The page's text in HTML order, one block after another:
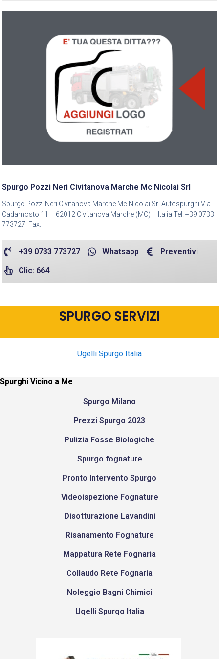
Spurgo Pozzi Neri Civitanova Marche Mc Nicolai Srl
Spurgo Pozzi Neri Civitanova Marche Mc Nicolai Srl Autospurghi Via
Cadamosto 11 – 62012 Civitanova Marche (MC) – Italia Tel. +39 0733
773727 Fax.
+39 0733 773727 Whatsapp Preventivi
Clic: 664
SPURGO SERVIZI
Ugelli Spurgo Italia
Spurghi Vicino a Me
Spurgo Milano
Prezzi Spurgo 2023
Pulizia Fosse Biologiche
Spurgo fognature
Pronto Intervento Spurgo
Videoispezione Fognature
Disotturazione Lavandini
Risanamento Fognature
Mappatura Rete Fognaria
Collaudo Rete Fognaria
Noleggio Bagni Chimici
Ugelli Spurgo Italia